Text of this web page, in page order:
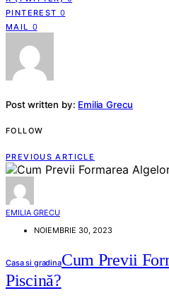
PINTEREST 0
MAIL
0
Post written by: Emilia Grecu
FOLLOW
PREVIOUS ARTICLE
EMILIA GRECU
NOIEMBRIE 30, 2023
Casa si gradinaCum Previi
Piscină?